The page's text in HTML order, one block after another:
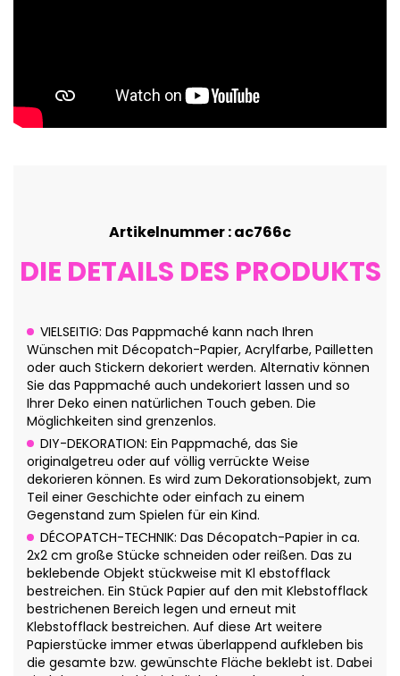
Artikelnummer : ac766c
DIE DETAILS DES PRODUKTS
VIELSEITIG: Das Pappmaché kann nach Ihren
Wünschen mit Décopatch-Papier, Acrylfarbe, Pailletten
oder auch Stickern dekoriert werden. Alternativ können
Sie das Pappmaché auch undekoriert lassen und so
Ihrer Deko einen natürlichen Touch geben. Die
Möglichkeiten sind grenzenlos.
DIY-DEKORATION: Ein Pappmaché, das Sie
originalgetreu oder auf völlig verrückte Weise
dekorieren können. Es wird zum Dekorationsobjekt, zum
Teil einer Geschichte oder einfach zu einem
Gegenstand zum Spielen für ein Kind.
DÉCOPATCH-TECHNIK: Das Décopatch-Papier in ca.
2x2 cm große Stücke schneiden oder reißen. Das zu
beklebende Objekt stückweise mit Kl ebstofflack
bestreichen. Ein Stück Papier auf den mit Klebstofflack
bestrichenen Bereich legen und erneut mit
Klebstofflack bestreichen. Auf diese Art weitere
Papierstücke immer etwas überlappend aufkleben bis
die gesamte bzw. gewünschte Fläche beklebt ist. Dabei